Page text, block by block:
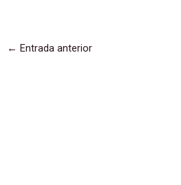
← Entrada anterior